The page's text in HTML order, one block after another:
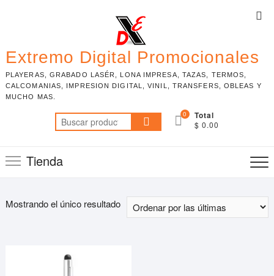
Extremo Digital Promocionales
PLAYERAS, GRABADO LASÉR, LONA IMPRESA, TAZAS, TERMOS,
CALCOMANIAS, IMPRESION DIGITAL, VINIL, TRANSFERS, OBLEAS Y
MUCHO MAS.
Buscar
por:
0 Total
$ 0.00
Tienda
Mostrando el único resultado